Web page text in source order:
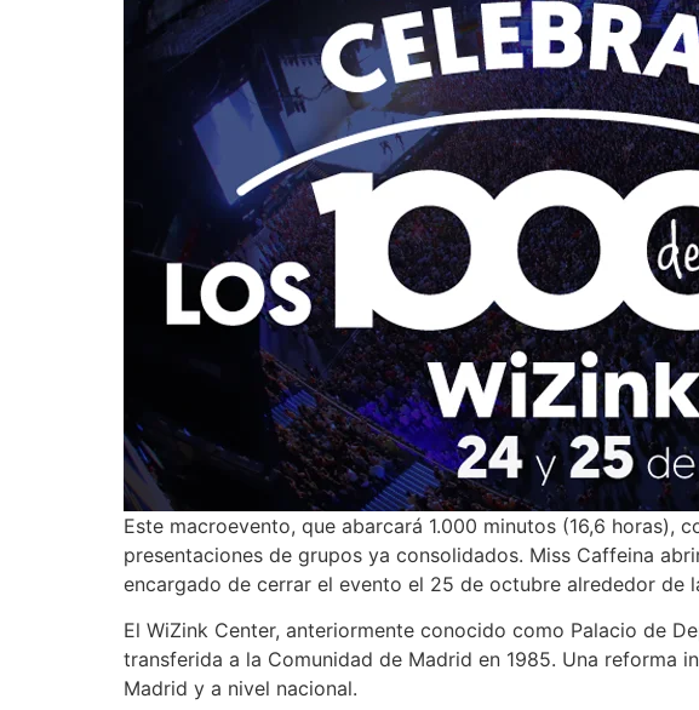
Este macroevento, que abarcará 1.000 minutos (16,6 horas),
presentaciones de grupos ya consolidados. Miss Caffeina
encargado de cerrar el evento el 25 de octubre alrededor de
El WiZink Center, anteriormente conocido como Palacio de
transferida a la Comunidad de Madrid en 1985. Una
Madrid y a nivel nacional.